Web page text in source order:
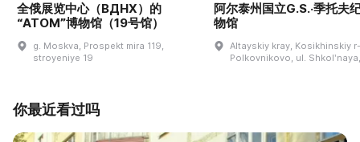
全俄展览中心（ВДНХ）的
“ATOM”博物馆（19号馆）
g. Moskva, Prospekt mira 119,
stroyeniye 19
阿尔泰州国立G.S.·季托夫
物馆
Altayskiy kray, Kosikhinskiy
Polkovnikovo, ul.
你最近看过吗